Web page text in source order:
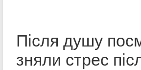
Після душу
зняли стрес